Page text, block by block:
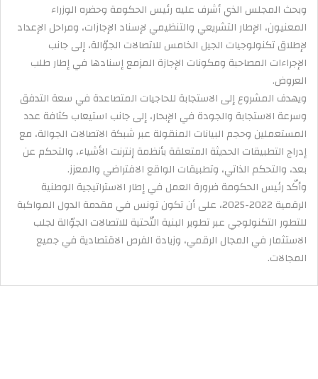
وبحث المجلس الذي أشرف عليه رئيس الحكومة وحضره الوزراء
المعنيون، الإطار التشريعي والتنظيمي لإسناد الإجازات، ومراحل الإعداد
لإطلاق تكنولوجيات الجيل الخامس للاتصالات الجوّالة، إلى جانب
الإجراءات المصاحبة ومكونات الإجازة المزمع إسنادها في إطار طلب
العروض.
ويهدف المشروع إلى الاستجابة للحاجيات المتصاعدة في سعة التدفق
وسرعة الاستجابة والجودة في الإبحار، إلى جانب استيعاب كثافة عدد
المستعملين وحجم البيانات المنقولة عبر شبكة الاتصالات الجوالة، مع
إدراج التطبيقات الحديثة المتعلقة بأنظمة إنترنت الأشياء، والتحكم عن
بعد، والتحكم الذاتي، وتطبيقات الواقع الافتراضي والمعزز.
وأكّد رئيس الحكومة ضرورة العمل في إطار الاستراتيجية الوطنية
الرقمية 2022-2025، على أن تكون تونس في مقدمة الدول المواكبة
للتطور التكنولوجي عبر تطوير البنية التّحتية للاتصالات الجوّالة لجلب
الاستثمار في المجال الرقمي، وزيادة الفرص الاقتصادية في جميع
المجالات.